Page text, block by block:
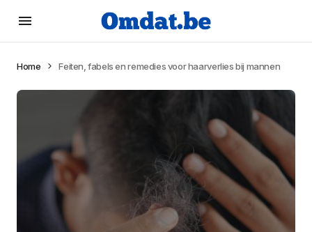
Home Feiten, fabels en remedies voor haarverlies bij mannen